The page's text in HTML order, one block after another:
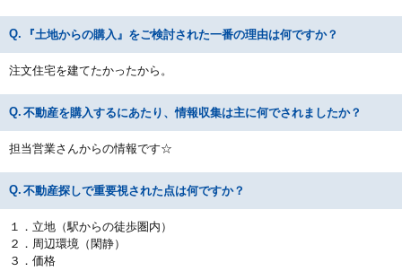
『土地からの購入』をご検討された一番の理由は何ですか？
注文住宅を建てたかったから。
不動産を購入するにあたり、情報収集は主に何でされましたか？
担当営業さんからの情報です☆
不動産探しで重要視された点は何ですか？
１．立地（駅からの徒歩圏内）
２．周辺環境（閑静）
３．価格